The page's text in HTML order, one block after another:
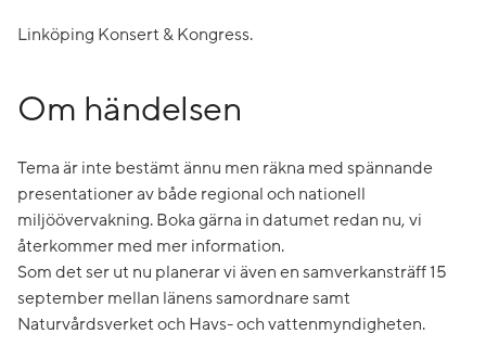
Linköping Konsert & Kongress.
Om händelsen
Tema är inte bestämt ännu men räkna med spännande
presentationer av både regional och nationell
miljöövervakning. Boka gärna in datumet redan nu, vi
återkommer med mer information.
Som det ser ut nu planerar vi även en samverkansträff 15
september mellan länens samordnare samt
Naturvårdsverket och Havs- och vattenmyndigheten.